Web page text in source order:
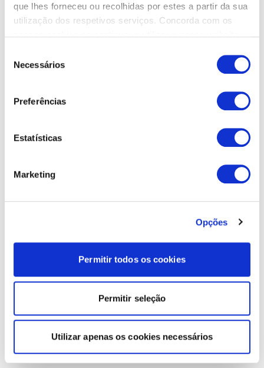
que lhes forneceu ou recolhidas por estes a partir da sua
utilização dos respetivos serviços. Concorda com os
Necessários
Preferências
Estatísticas
Marketing
Opções
Permitir todos os cookies
Permitir seleção
Utilizar apenas os cookies necessários